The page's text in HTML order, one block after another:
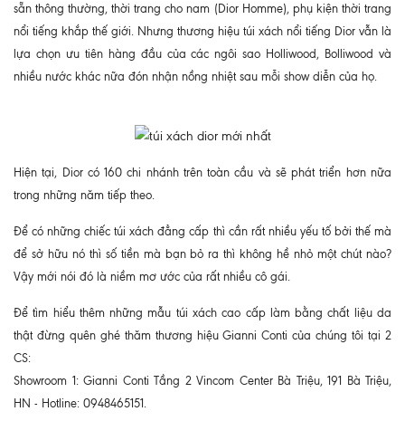
sẵn thông thường, thời trang cho nam (Dior Homme), phụ kiện thời trang
nổi tiếng khắp thế giới. Nhưng thương hiệu túi xách nổi tiếng Dior vẫn là
lựa chọn ưu tiên hàng đầu của các ngôi sao Holliwood, Bolliwood và
nhiều nước khác nữa đón nhận nồng nhiệt sau mỗi show diễn của họ.
Hiện tại, Dior có 160 chi nhánh trên toàn cầu và sẽ phát triển hơn nữa
trong những năm tiếp theo.
Để có những chiếc túi xách đẳng cấp thì cần rất nhiều yếu tố bởi thế mà
để sở hữu nó thì số tiền mà bạn bỏ ra thì không hề nhỏ một chút nào?
Vậy mới nói đó là niềm mơ ước của rất nhiều cô gái.
Để tìm hiểu thêm những mẫu túi xách cao cấp làm bằng chất liệu da
thật đừng quên ghé thăm thương hiệu Gianni Conti của chúng tôi tại 2
CS:
Showroom 1: Gianni Conti Tầng 2 Vincom Center Bà Triệu, 191 Bà Triệu,
HN - Hotline: 0948465151.